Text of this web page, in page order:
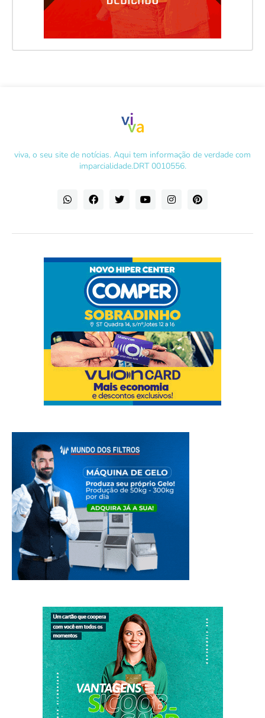
viva, o seu site de notícias. Aqui tem informação de verdade com
imparcialidade.DRT 0010556.